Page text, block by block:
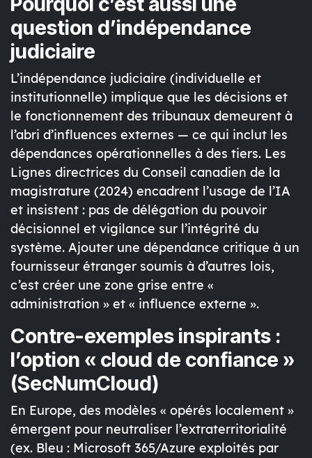
question d’indépendance
judiciaire
L’indépendance judiciaire (individuelle et
institutionnelle) implique que les décisions et
le fonctionnement des tribunaux demeurent à
l’abri d’influences externes — ce qui inclut les
dépendances opérationnelles à des tiers. Les
Lignes directrices du Conseil canadien de la
magistrature (2024) encadrent l’usage de l’IA
et insistent : pas de délégation du pouvoir
décisionnel et vigilance sur l’intégrité du
système. Ajouter une dépendance critique à un
fournisseur étranger soumis à d’autres lois,
c’est créer une zone grise entre «
administration » et « influence externe ».
Contre-exemples inspirants :
l’option « cloud de confiance »
(SecNumCloud)
En Europe, des modèles « opérés localement »
émergent pour neutraliser l’extraterritorialité
(ex. Bleu : Microsoft 365/Azure exploités par